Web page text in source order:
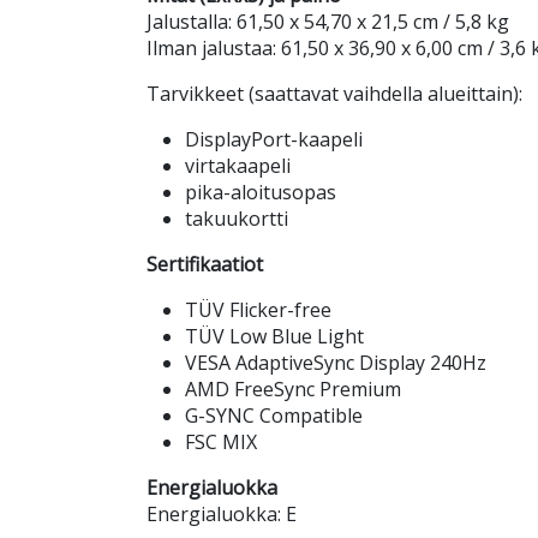
Jalustalla: 61,50 x 54,70 x 21,5 cm / 5,8 kg
Ilman jalustaa: 61,50 x 36,90 x 6,00 cm / 3,6
Tarvikkeet (saattavat vaihdella alueittain):
DisplayPort-kaapeli
virtakaapeli
pika-aloitusopas
takuukortti
Sertifikaatiot
TÜV Flicker-free
TÜV Low Blue Light
VESA AdaptiveSync Display 240Hz
AMD FreeSync Premium
G-SYNC Compatible
FSC MIX
Energialuokka
Energialuokka: E